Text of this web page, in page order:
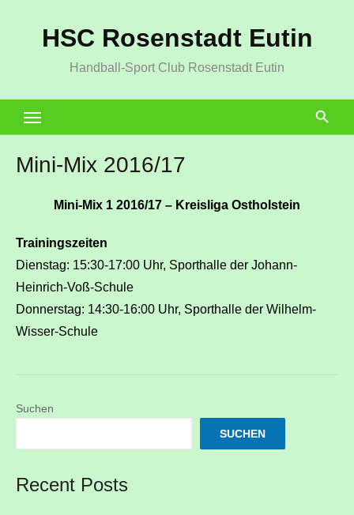
HSC Rosenstadt Eutin
Handball-Sport Club Rosenstadt Eutin
Mini-Mix 2016/17
Mini-Mix 1 2016/17 – Kreisliga Ostholstein
Trainingszeiten
Dienstag: 15:30-17:00 Uhr, Sporthalle der Johann-
Heinrich-Voß-Schule
Donnerstag: 14:30-16:00 Uhr, Sporthalle der Wilhelm-
Wisser-Schule
Suchen
SUCHEN
Recent Posts